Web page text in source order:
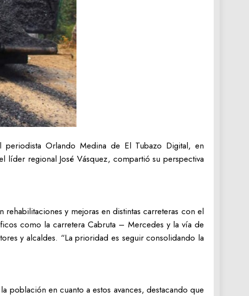
periodista Orlando Medina de El Tubazo Digital, en
líder regional José Vásquez, compartió su perspectiva
y mejoras en distintas carreteras con el
como la carretera Cabruta – Mercedes y la vía de
y alcaldes. “La prioridad es seguir consolidando la
población en cuanto a estos avances, destacando que